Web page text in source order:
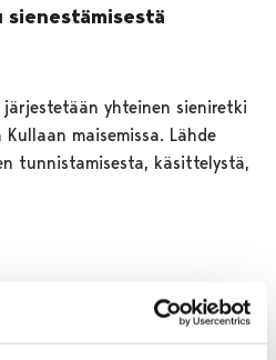
sienestämisestä
yhteinen sieniretki
maisemissa. Lähde
tunnistamisesta, käsittelystä,